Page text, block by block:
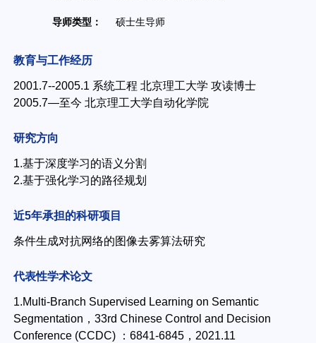
导师类型： 硕士生导师
教育与工作经历
2001.7--2005.1 系统工程 北京理工大学 攻读博士
2005.7—至今 北京理工大学自动化学院
研究方向
1.基于深度学习的语义分割
2.基于强化学习的路径规划
近5年承担的科研项目
条件生成对抗网络的图像去雾算法研究
代表性学术论文
1.Multi-Branch Supervised Learning on Semantic
Segmentation，33rd Chinese Control and Decision
Conference (CCDC) ：6841-6845，2021.11